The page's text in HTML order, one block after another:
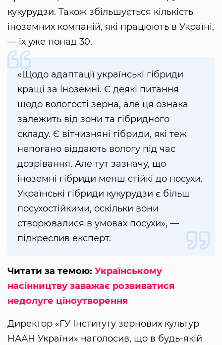
кукурудзи. Також збільшується кількість
іноземних компаній, які працюють в Україні,
— їх уже понад 30.
«Щодо адаптації українські гібриди
кращі за іноземні. Є деякі питання
щодо вологості зерна, але ця ознака
залежить від зони та гібридного
складу. Є вітчизняні гібриди, які теж
непогано віддають вологу під час
дозрівання. Але тут зазначу, що
іноземні гібриди менш стійкі до посухи.
Українські гібриди кукурудзи є більш
посухостійкими, оскільки вони
створювалися в умовах посухи», —
підкреслив експерт.
Читати за темою: Українському
насінництву заважає розвиватися
недолуге ціноутворення
Директор «ГУ Інституту зернових культур
НААН України» наголосив, що в будь-якій